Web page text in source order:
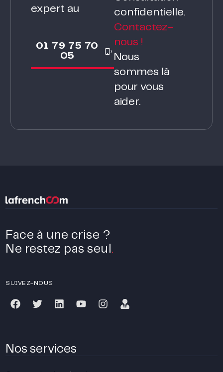
expert au
01 79 75 70
05
confidentielle.
Contactez-
nous !
Nous
sommes là
pour vous
aider.
Face à une crise ?
Ne restez pas seul .
SUIVEZ-NOUS
Nos services